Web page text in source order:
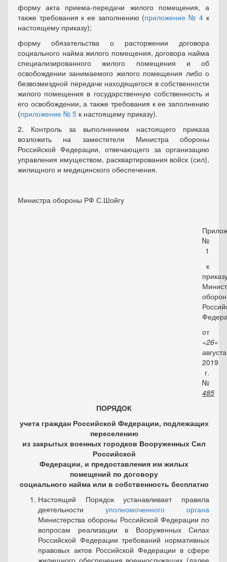
форму акта приема-передачи жилого помещения, а
также тре­бования к ее заполнению (приложение № 4 к
настоящему приказу);
форму обязательства о расторжении договора
социального найма жилого помещения, договора найма
специализированного жилого помещения и об
освобождении занимаемого жилого поме­щения либо о
безвозмездной передаче находящегося в собственно­сти
жилого помещения в государственную собственность и
его освобождении, а также требования к ее заполнению
(приложение № 5 к настоящему приказу).
2. Контроль за выполнением настоящего приказа
возложить на заместителя Министра обороны
Российской Федерации, отвеча­ющего за организацию
управления имуществом, расквартирования войск (сил),
жилищного и медицинского обеспечения.
Министра обороны РФ С.Шойгу
№
1
к
от
«26»
августа
2019
г.
№
485
ПОРЯДОК
учета граждан Российской Федерации, подлежащих
переселению
из закрытых военных городков Вооруженных Сил
Российской
Федерации, и предоставления им жилых
помещений по договору
социального найма или в собственность бесплатно
Настоящий Порядок устанавливает правила
деятельности уполномоченного органа
Министерства обороны Российской Феде­рации по
вопросам реализации в Вооруженных Силах
Российской Федерации требований нормативных
правовых актов Российской Федерации в сфере